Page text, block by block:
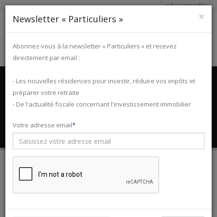
Se connecter
Programme CAMPUS MILLENIUM
Investissement Bouvard à
Montpellier (Hérault - 34)
CAMPUS MILLENIUM
À partir de
136 849 €*
×
Newsletter « Particuliers »
Abonnez-vous à la newsletter « Particuliers » et recevez
directement par email :
- Les nouvelles résidences pour investir, réduire vos impôts et
préparer votre retraite
- De l'actualité fiscale concernant l'investissement immobilier
Votre adresse email